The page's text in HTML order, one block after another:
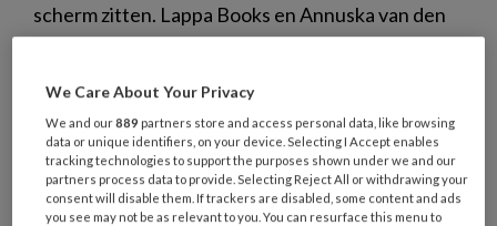
scherm zitten. Lappa Books en Annuska van den
Eijnden, ook wel bekend als de Cyberjuf, maakten
25 JUNI 2024 NIEUWS
ONTWIKKELING VAN
We Care About Your Privacy
We and our889 partners store and access personal data, like browsing
data or unique identifiers, on your device. Selecting I Accept enables
tracking technologies to support the purposes shown under we and our
partners process data to provide. Selecting Reject All or withdrawing your
consent will disable them. If trackers are disabled, some content and ads
you see may not be as relevant to you. You can resurface this menu to